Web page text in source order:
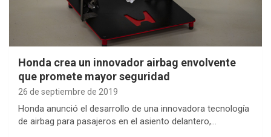
Honda crea un innovador airbag envolvente
que promete mayor seguridad
26 de septiembre de 2019
Honda anunció el desarrollo de una innovadora tecnología
de airbag para pasajeros en el asiento delantero,…